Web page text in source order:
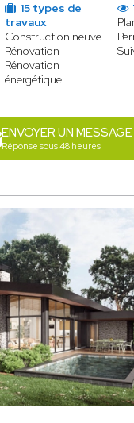
15 types de
travaux
Construction neuve
Rénovation
Rénovation
énergétique
ENVOYER UN MESSAGE
Réponse sous 48 heures